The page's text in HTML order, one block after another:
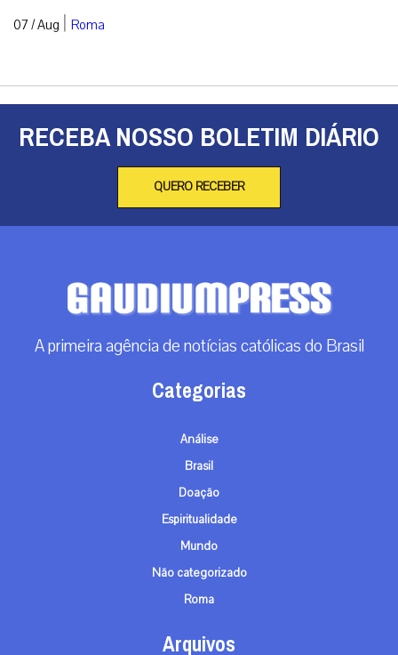
07 / Aug | Roma
RECEBA NOSSO BOLETIM DIÁRIO
QUERO RECEBER
A primeira agência de notícias católicas do Brasil
Categorias
Análise
Brasil
Doação
Espiritualidade
Mundo
Não categorizado
Roma
Arquivos